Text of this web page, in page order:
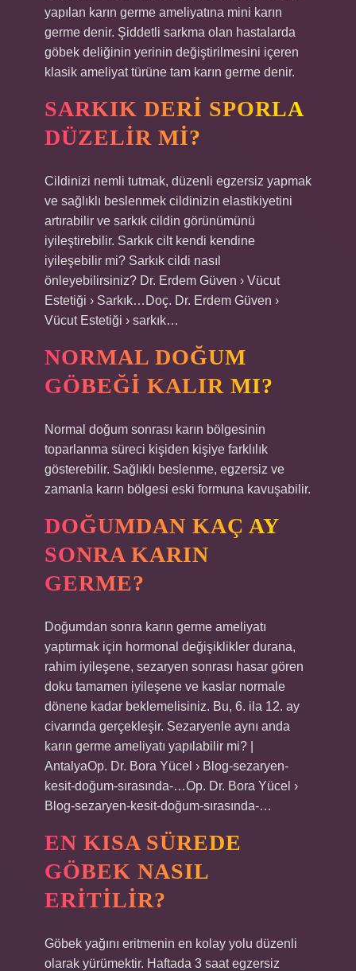
yapılan karın germe ameliyatına mini karın
germe denir. Şiddetli sarkma olan hastalarda
göbek deliğinin yerinin değiştirilmesini içeren
klasik ameliyat türüne tam karın germe denir.
SARKIK DERI SPORLA
DÜZELIR MI?
Cildinizi nemli tutmak, düzenli egzersiz yapmak
ve sağlıklı beslenmek cildinizin elastikiyetini
artırabilir ve sarkık cildin görünümünü
iyileştirebilir. Sarkık cilt kendi kendine
iyileşebilir mi? Sarkık cildi nasıl
önleyebilirsiniz? Dr. Erdem Güven › Vücut
Estetiği › Sarkık…Doç. Dr. Erdem Güven ›
Vücut Estetiği › sarkık…
NORMAL DOĞUM
GÖBEĞI KALIR MI?
Normal doğum sonrası karın bölgesinin
toparlanma süreci kişiden kişiye farklılık
gösterebilir. Sağlıklı beslenme, egzersiz ve
zamanla karın bölgesi eski formuna kavuşabilir.
DOĞUMDAN KAÇ AY
SONRA KARIN
GERME?
Doğumdan sonra karın germe ameliyatı
yaptırmak için hormonal değişiklikler durana,
rahim iyileşene, sezaryen sonrası hasar gören
doku tamamen iyileşene ve kaslar normale
dönene kadar beklemelisiniz. Bu, 6. ila 12. ay
civarında gerçekleşir. Sezaryenle aynı anda
karın germe ameliyatı yapılabilir mi? |
AntalyaOp. Dr. Bora Yücel › Blog-sezaryen-
kesit-doğum-sırasında-…Op. Dr. Bora Yücel ›
Blog-sezaryen-kesit-doğum-sırasında-…
EN KISA SÜREDE
GÖBEK NASIL
ERITILIR?
Göbek yağını eritmenin en kolay yolu düzenli
olarak yürümektir. Haftada 3 saat egzersiz